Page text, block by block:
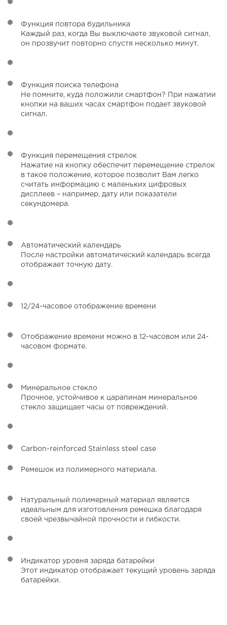
Функция повтора будильника
Каждый раз, когда Вы выключаете звуковой сигнал,
он прозвучит повторно спустя несколько минут.
Функция поиска телефона
Не помните, куда положили смартфон? При нажатии
кнопки на ваших часах смартфон подает звуковой
сигнал.
Функция перемещения стрелок
Нажатие на кнопку обеспечит перемещение стрелок
в такое положение, которое позволит Вам легко
считать информацию с маленьких цифровых
дисплеев – например, дату или показатели
секундомера.
Автоматический календарь
После настройки автоматический календарь всегда
отображает точную дату.
12/24-часовое отображение времени
Отображение времени можно в 12-часовом или 24-
часовом формате.
Минеральное стекло
Прочное, устойчивое к царапинам минеральное
стекло защищает часы от повреждений.
Carbon-reinforced Stainless steel case
Ремешок из полимерного материала.
Натуральный полимерный материал является
идеальным для изготовления ремешка благодаря
своей чрезвычайной прочности и гибкости.
Индикатор уровня заряда батарейки
Этот индикатор отображает текущий уровень заряда
батарейки.